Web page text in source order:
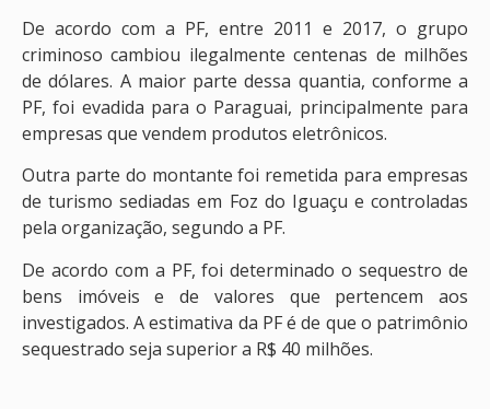
De acordo com a PF, entre 2011 e 2017, o grupo
criminoso cambiou ilegalmente centenas de milhões
de dólares. A maior parte dessa quantia, conforme a
PF, foi evadida para o Paraguai, principalmente para
empresas que vendem produtos eletrônicos.
Outra parte do montante foi remetida para empresas
de turismo sediadas em Foz do Iguaçu e controladas
pela organização, segundo a PF.
De acordo com a PF, foi determinado o sequestro de
bens imóveis e de valores que pertencem aos
investigados. A estimativa da PF é de que o patrimônio
sequestrado seja superior a R$ 40 milhões.